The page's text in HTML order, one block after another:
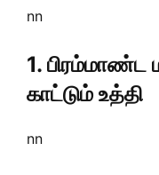
nn
1. பிரம்மாண்ட
காட்டும் உத்தி
nn